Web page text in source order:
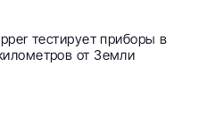
тестирует приборы в
от Земли